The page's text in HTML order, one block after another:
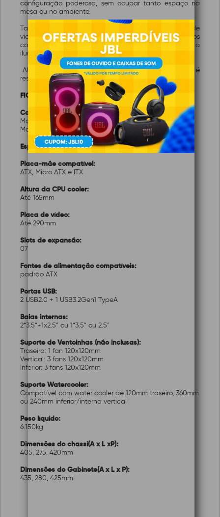
configuração poderosa, sem ocupar tanto espaço na
mesa ou no ambiente.
Tanto a lateral quanto o topo do gabinete são feitos de
vidro temperado, o que proporciona uma visão clara dos
componentes internos, permitindo exibir com estilo a
iluminação RGB e a organização interna do seu PC.
Além de trazer um toque sofisticado, o vidro também é
resistente e durável.
FICHA TÉCNICA:
Características:
Marca: K-Mex
Modelo: CG04J1RH001CB0X
Especificações:
Placa-mãe compatível:
ATX, Micro ATX e ITX
Altura da CPU cooler:
Até 165mm
Placa de vídeo:
Até 290mm
Slots de expansão:
07
Fontes de alimentação compatíveis:
padrão ATX
Portas USB:
2 USB2.0 + 1 USB3.2Gen1 TypeA
Baias internas:
2*3.5”+1x2.5” ou 1*3.5” ou 2.5”
Suporte de Ventoinhas (não inclusas):
Traseira: 1 fan 120x120mm
Vertical: 3 fans 120x120mm
Inferior: 3 fans 120x120mm
Suporte Watercooler:
Compatível com water cooler de 120mm traseiro, 360mm
ou 240mm inferior/interna vertical
Peso líquido:
6.150kg
Dimensões do chassi(A x L xP):
405, 275, 420mm
Dimensões do Gabinete(A x L x P):
435, 280, 425mm